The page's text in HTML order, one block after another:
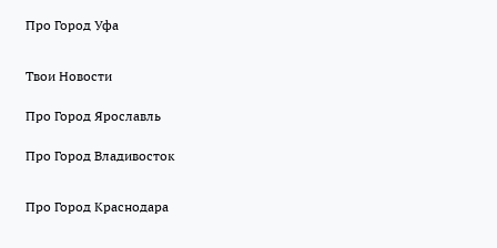
Про Город Уфа
Твои Новости
Про Город Ярославль
Про Город Владивосток
Про Город Краснодара